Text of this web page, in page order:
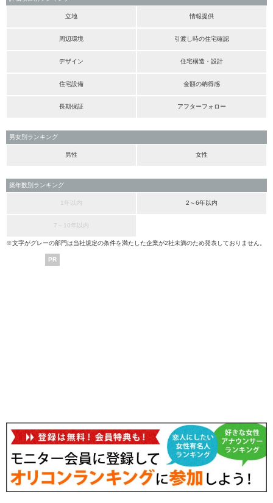
立地 情報提供
周辺環境 引渡し時の住宅確認
デザイン 住宅構造・設計
住宅設備 金額の納得感
長期保証 アフターフォロー
男女別ランキング
男性 女性
築年数別ランキング
1年以内 2～6年以内
7～10年以内
※文字がグレーの部門は当社規定の条件を満たした企業が2社未満のため発表しておりません。
PR